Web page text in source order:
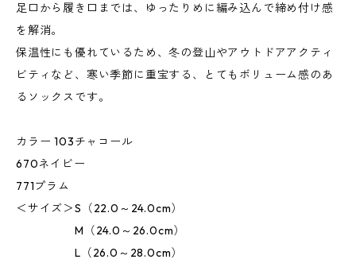
足口から履き口までは、ゆったりめに編み込んで締め付け感
を解消。
保温性にも優れているため、冬の登山やアウトドアアクティ
ビティなど、寒い季節に重宝する、とてもボリューム感のあ
るソックスです。
カラー 103チャコール
670ネイビー
771プラム
＜サイズ＞S（22.0～24.0cm）
M（24.0～26.0cm）
L（26.0～28.0cm）